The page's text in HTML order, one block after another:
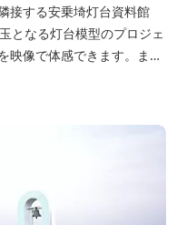
接する安乗埼灯台資料館
となる灯台模型のプロジェ
映像で体感できます。ま
ュニティスペースも誕生
流拠点で志摩の魅力を発
岬園地として整備され、散